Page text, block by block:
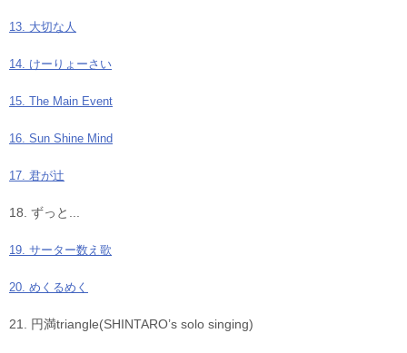
13. 大切な人
14. けーりょーさい
15. The Main Event
16. Sun Shine Mind
17. 君が辻
18. ずっと...
19. サーター数え歌
20. めくるめく
21. 円満triangle(SHINTARO’s solo singing)